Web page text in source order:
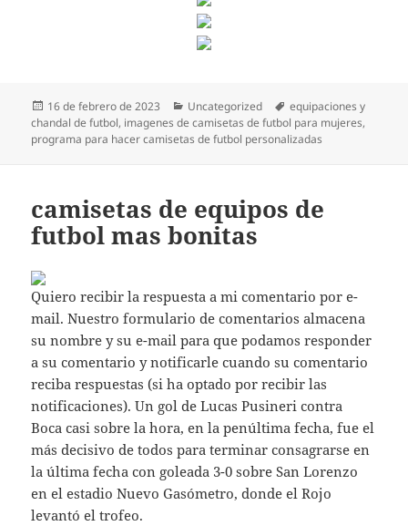
Publicado
el
16 de febrero de 2023 Categorías
Uncategorized Etiquetas
equipaciones y
chandal de futbol, imagenes de camisetas de futbol para mujeres,
programa para hacer camisetas de futbol personalizadas
camisetas de equipos de
futbol mas bonitas
Quiero recibir la respuesta a mi comentario por e-
mail. Nuestro formulario de comentarios almacena
su nombre y su e-mail para que podamos responder
a su comentario y notificarle cuando su comentario
reciba respuestas (si ha optado por recibir las
notificaciones). Un gol de Lucas Pusineri contra
Boca casi sobre la hora, en la penúltima fecha, fue el
más decisivo de todos para terminar consagrarse en
la última fecha con goleada 3-0 sobre San Lorenzo
en el estadio Nuevo Gasómetro, donde el Rojo
levantó el trofeo.